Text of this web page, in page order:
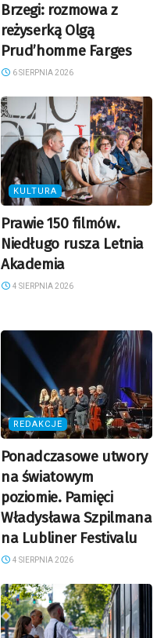
Brzegi: rozmowa z
reżyserką Olgą
Prud’homme Farges
6 SIERPNIA 2026
KULTURA
Prawie 150 filmów.
Niedługo rusza Letnia
Akademia
4 SIERPNIA 2026
REDAKCJE
Ponadczasowe utwory
na światowym
poziomie. Pamięci
Władysława Szpilmana
na Lubliner Festivalu
4 SIERPNIA 2026